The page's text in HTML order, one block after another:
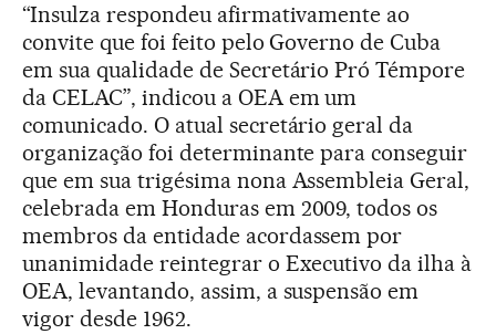
“Insulza respondeu afirmativamente ao
convite que foi feito pelo Governo de Cuba
em sua qualidade de Secretário Pró Témpore
da CELAC”, indicou a OEA em um
comunicado. O atual secretário geral da
organização foi determinante para conseguir
que em sua trigésima nona Assembleia Geral,
celebrada em Honduras em 2009, todos os
membros da entidade acordassem por
unanimidade reintegrar o Executivo da ilha à
OEA, levantando, assim, a suspensão em
vigor desde 1962.